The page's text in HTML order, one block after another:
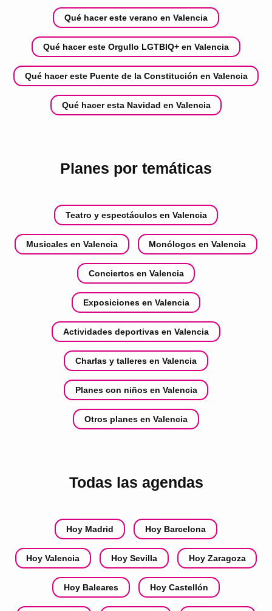
Qué hacer este verano en Valencia
Qué hacer este Orgullo LGTBIQ+ en Valencia
Qué hacer este Puente de la Constitución en Valencia
Qué hacer esta Navidad en Valencia
Planes por temáticas
Teatro y espectáculos en Valencia
Musicales en Valencia Monólogos en Valencia
Conciertos en Valencia
Exposiciones en Valencia
Actividades deportivas en Valencia
Charlas y talleres en Valencia
Planes con niños en Valencia
Otros planes en Valencia
Todas las agendas
Hoy Madrid Hoy Barcelona
Hoy Valencia Hoy Sevilla Hoy Zaragoza
Hoy Baleares Hoy Castellón